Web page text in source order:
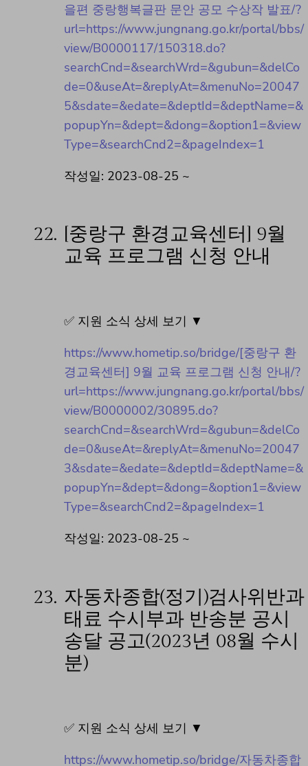
을편 중랑행복글판 문안 공모 수상작 발표/?
url=https://www.jungnang.go.kr/portal/bbs/
view/B0000117/150318.do?
searchCnd=&searchWrd=&gubun=&delCo
de=0&useAt=&replyAt=&menuNo=20047
5&sdate=&edate=&deptId=&deptName=&
popupYn=&dept=&dong=&option1=&view
Type=&searchCnd2=&pageIndex=1
작성일: 2023-08-25 ~
22.
[중랑구 환경교육센터] 9월
교육 프로그램 신청 안내
✅ 지원 소식 상세 보기 ▼
https://www.hometip.so/bridge/[중랑구 환
경교육센터] 9월 교육 프로그램 신청 안내/?
url=https://www.jungnang.go.kr/portal/bbs/
view/B0000002/30895.do?
searchCnd=&searchWrd=&gubun=&delCo
de=0&useAt=&replyAt=&menuNo=20047
3&sdate=&edate=&deptId=&deptName=&
popupYn=&dept=&dong=&option1=&view
Type=&searchCnd2=&pageIndex=1
작성일: 2023-08-25 ~
23. 자동차종합(정기)검사위반과
태료 수시부과 반송분 공시
송달 공고(2023년 08월 수시
분)
✅ 지원 소식 상세 보기 ▼
https://www.hometip.so/bridge/자동차종합